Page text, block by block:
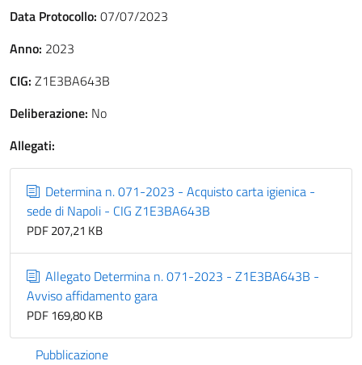
Data Protocollo: 07/07/2023
Anno: 2023
CIG: Z1E3BA643B
Deliberazione: No
Allegati:
Determina n. 071-2023 - Acquisto carta igienica -
sede di Napoli - CIG Z1E3BA643B
PDF 207,21 KB
Allegato Determina n. 071-2023 - Z1E3BA643B -
Avviso affidamento gara
PDF 169,80 KB
Pubblicazione